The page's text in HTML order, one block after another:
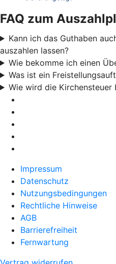
FAQ zum
Kann ich das Guthaben
auszahlen lassen?
Wie bekomme ich einen
Was ist ein
Wie wird die Kirchensteuer
Impressum
Datenschutz
Nutzungsbedingungen
Rechtliche Hinweise
AGB
Barrierefreiheit
Fernwartung